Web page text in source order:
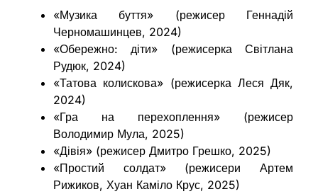
«Музика буття» (режисер Геннадій
Черномашинцев, 2024)
«Обережно: діти» (режисерка Світлана
Рудюк, 2024)
«Татова колискова» (режисерка Леся Дяк,
2024)
«Гра на перехоплення» (режисер
Володимир Мула, 2025)
«Дівія» (режисер Дмитро Грешко, 2025)
«Простий солдат» (режисери Артем
Рижиков, Хуан Каміло Крус, 2025)